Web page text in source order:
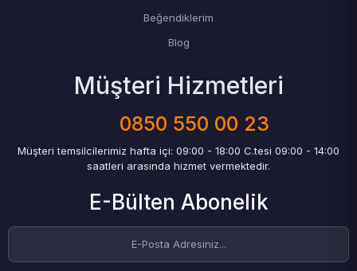
Beğendiklerim
Blog
Müşteri Hizmetleri
0850 550 00 23
Müşteri temsilcilerimiz hafta içi: 09:00 - 18:00 C.tesi 09:00 - 14:00
saatleri arasında hizmet vermektedir.
E-Bülten Abonelik